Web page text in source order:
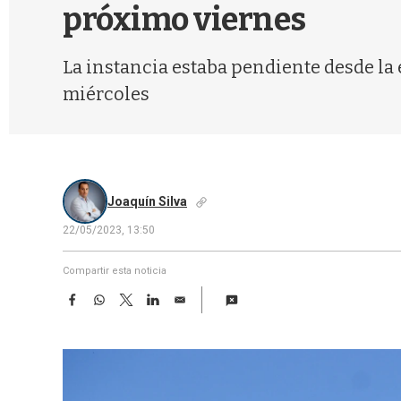
próximo viernes
La instancia estaba pendiente desde
miércoles
Joaquín Silva
22/05/2023, 13:50
Compartir esta noticia
F
e
W
t
T
w
t
L
k
E
i